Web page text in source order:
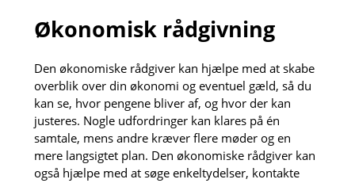
Økonomisk rådgivning
Den økonomiske rådgiver kan hjælpe med at skabe
overblik over din økonomi og eventuel gæld, så du
kan se, hvor pengene bliver af, og hvor der kan
justeres. Nogle udfordringer kan klares på én
samtale, mens andre kræver flere møder og en
mere langsigtet plan. Den økonomiske rådgiver kan
også hjælpe med at søge enkeltydelser, kontakte